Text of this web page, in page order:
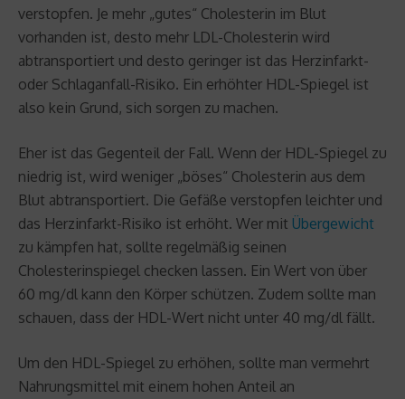
verstopfen. Je mehr „gutes“ Cholesterin im Blut
vorhanden ist, desto mehr LDL-Cholesterin wird
abtransportiert und desto geringer ist das Herzinfarkt-
oder Schlaganfall-Risiko. Ein erhöhter HDL-Spiegel ist
also kein Grund, sich sorgen zu machen.
Eher ist das Gegenteil der Fall. Wenn der HDL-Spiegel zu
niedrig ist, wird weniger „böses“ Cholesterin aus dem
Blut abtransportiert. Die Gefäße verstopfen leichter und
das Herzinfarkt-Risiko ist erhöht. Wer mit Übergewicht
zu kämpfen hat, sollte regelmäßig seinen
Cholesterinspiegel checken lassen. Ein Wert von über
60 mg/dl kann den Körper schützen. Zudem sollte man
schauen, dass der HDL-Wert nicht unter 40 mg/dl fällt.
Um den HDL-Spiegel zu erhöhen, sollte man vermehrt
Nahrungsmittel mit einem hohen Anteil an